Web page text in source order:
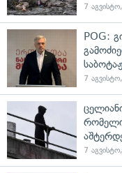
7
POG:
7
7